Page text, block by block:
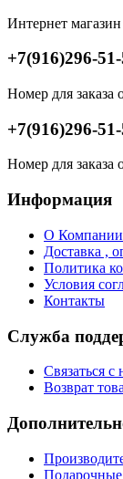
Интернет
+7(916)296-
Номер для заказа
+7(916)296-
Номер для заказа
Информация
О Компании
Доставка ,
Политика
Условия
Контакты
Служба
Связаться с
Возврат